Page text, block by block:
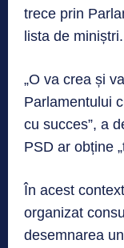
trece prin
lista de miniștri.
„O va crea și
Parlamentului
cu succes”, a
PSD ar obține
În acest
organizat
desemnarea